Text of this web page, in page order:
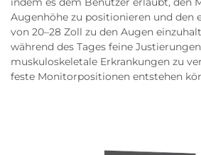
Augenhöhe zu positionieren und den
von 20–28 Zoll zu den Augen
während des Tages feine
muskuloskeletale Erkrankungen zu
feste Monitorpositionen entstehen